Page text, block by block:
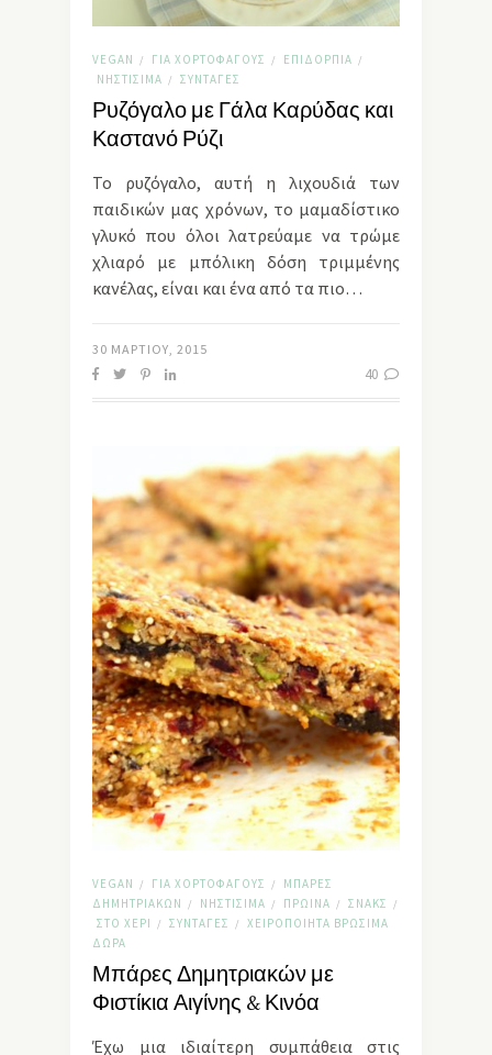
VEGAN / ΓΙΑ ΧΟΡΤΟΦΆΓΟΥΣ / ΕΠΙΔΌΡΠΙΑ /
ΝΗΣΤΊΣΙΜΑ / ΣΥΝΤΑΓΈΣ
Ρυζόγαλο με Γάλα Καρύδας και
Καστανό Ρύζι
Το ρυζόγαλο, αυτή η λιχουδιά των
παιδικών μας χρόνων, το μαμαδίστικο
γλυκό που όλοι λατρεύαμε να τρώμε
χλιαρό με μπόλικη δόση τριμμένης
κανέλας, είναι και ένα από τα πιο…
30 ΜΑΡΤΊΟΥ, 2015
40
VEGAN / ΓΙΑ ΧΟΡΤΟΦΆΓΟΥΣ /
ΜΠΆΡΕΣ
ΔΗΜΗΤΡΙΑΚΏΝ
/ ΝΗΣΤΊΣΙΜΑ / ΠΡΩΙΝΆ / ΣΝΑΚΣ /
ΣΤΟ ΧΈΡΙ / ΣΥΝΤΑΓΈΣ /
ΧΕΙΡΟΠΟΊΗΤΑ ΒΡΏΣΙΜΑ
ΔΏΡΑ
Μπάρες Δημητριακών με
Φιστίκια Αιγίνης & Κινόα
Έχω μια ιδιαίτερη συμπάθεια στις